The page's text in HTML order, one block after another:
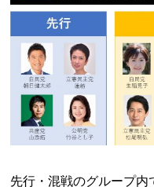
先行・混戦のグループ